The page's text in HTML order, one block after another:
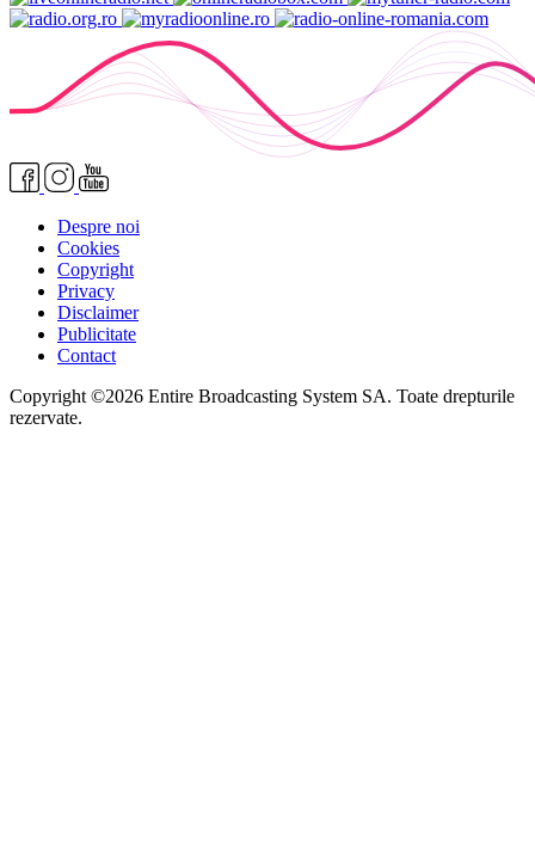
Despre noi
Cookies
Copyright
Privacy
Disclaimer
Publicitate
Contact
Copyright ©2026 Entire Broadcasting System SA. Toate drepturile
rezervate.